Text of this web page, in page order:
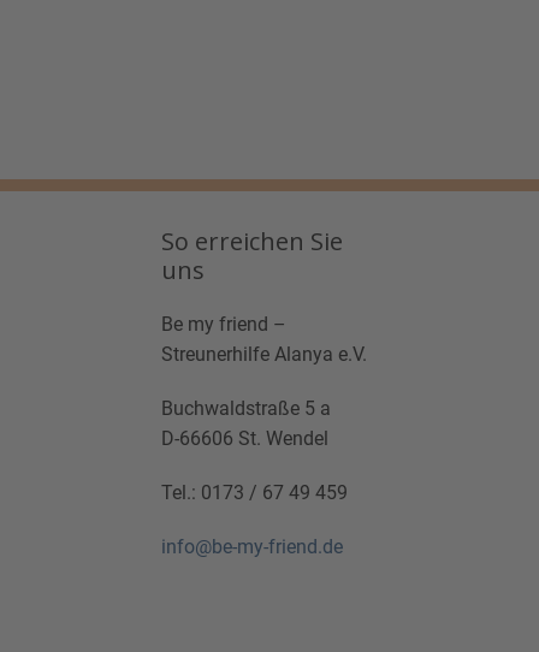
So erreichen Sie
uns
Be my friend –
Streunerhilfe Alanya e.V.
Buchwaldstraße 5 a
D-66606 St. Wendel
Tel.: ​0173 / 67 49 459
info@be-my-friend.de